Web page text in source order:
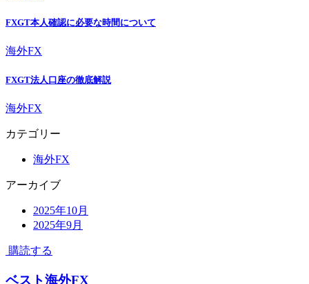
FXGT本人確認に必要な時間について
海外FX
FXGT法人口座の徹底解説
海外FX
カテゴリー
海外FX
アーカイブ
2025年10月
2025年9月
購読する
ベスト海外FX